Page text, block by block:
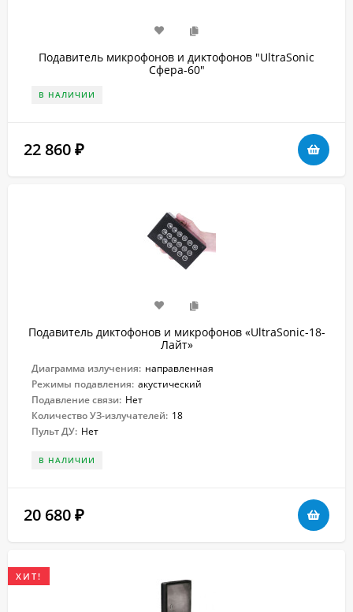
Подавитель микрофонов и диктофонов "UltraSonic
Сфера-60"
В НАЛИЧИИ
22 860 ₽
Подавитель диктофонов и микрофонов «UltraSonic-18-
Лайт»
Диаграмма излучения: направленная
Режимы подавления: акустический
Подавление связи: Нет
Количество УЗ-излучателей: 18
Пульт ДУ: Нет
В НАЛИЧИИ
20 680 ₽
ХИТ!